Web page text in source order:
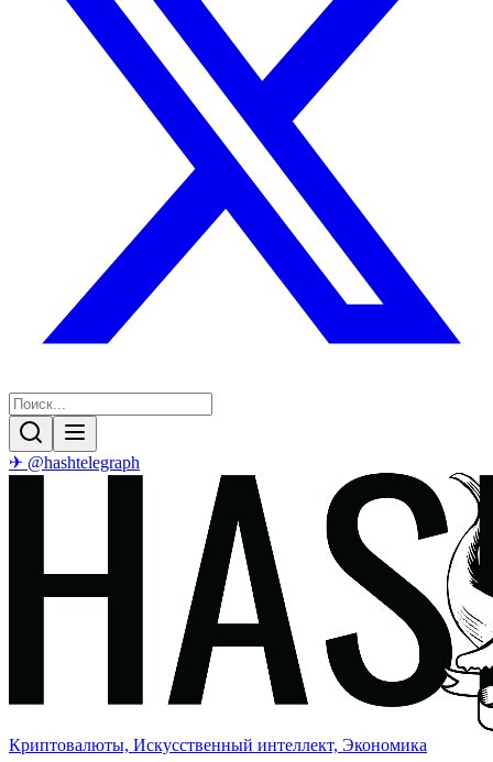
✈ @hashtelegraph
Криптовалюты, Искусственный интеллект, Экономика